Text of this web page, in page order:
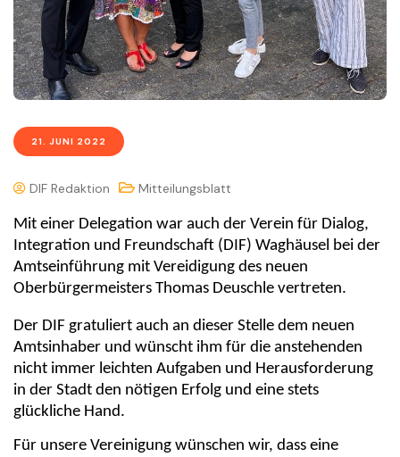
21. JUNI 2022
DIF Redaktion Mitteilungsblatt
Mit einer Delegation war auch der Verein für Dialog,
Integration und Freundschaft (DIF) Waghäusel bei der
Amtseinführung mit Vereidigung des neuen
Oberbürgermeisters Thomas Deuschle vertreten.
Der DIF gratuliert auch an dieser Stelle dem neuen
Amtsinhaber und wünscht ihm für die anstehenden
nicht immer leichten Aufgaben und Herausforderung
in der Stadt den nötigen Erfolg und eine stets
glückliche Hand.
Für unsere Vereinigung wünschen wir, dass eine